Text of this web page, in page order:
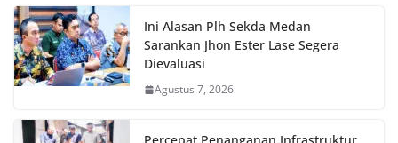
Ini Alasan Plh Sekda Medan
Sarankan Jhon Ester Lase Segera
Dievaluasi
Agustus 7, 2026